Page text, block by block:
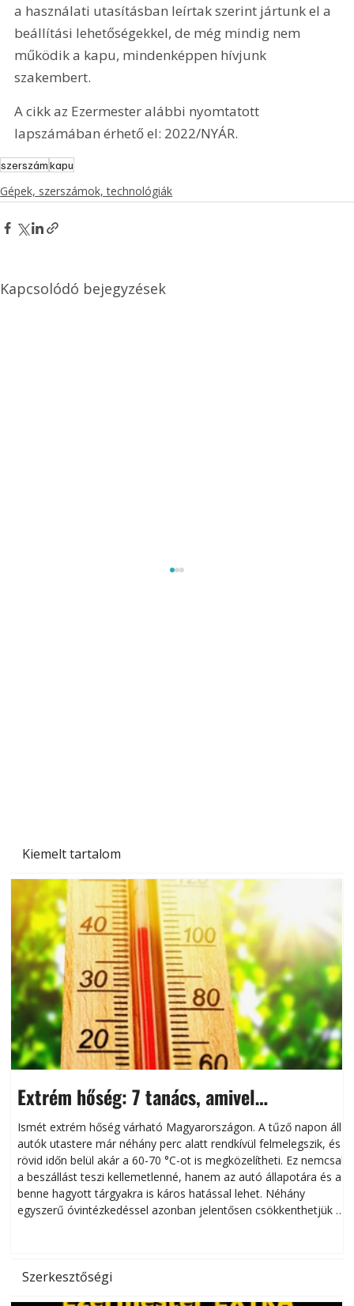
Kiemelt tartalom
Extrém hőség: 7 tanács, amivel
megóvhatjuk autónkat a nyári károktól
Ismét extrém hőség várható Magyarországon. A tűző napon álló
autók utastere már néhány perc alatt rendkívül felmelegszik, és
rövid időn belül akár a 60-70 °C-ot is megközelítheti. Ez nemcsak
a beszállást teszi kellemetlenné, hanem az autó állapotára és a
benne hagyott tárgyakra is káros hatással lehet. Néhány
egyszerű óvintézkedéssel azonban jelentősen csökkenthetjük a
Szerkesztőségi
a használati utasításban leírtak szerint jártunk el a
beállítási lehetőségekkel, de még mindig nem
működik a kapu, mindenképpen hívjunk
szakembert.
A cikk az Ezermester alábbi nyomtatott
lapszámában érhető el: 2022/NYÁR.
szerszámkapu
Gépek, szerszámok, technológiák
Kapcsolódó bejegyzések